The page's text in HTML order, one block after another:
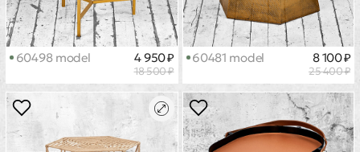
60498 model
18 500 ₽
4 950 ₽ 60481 model
25 400 ₽
8 100 ₽